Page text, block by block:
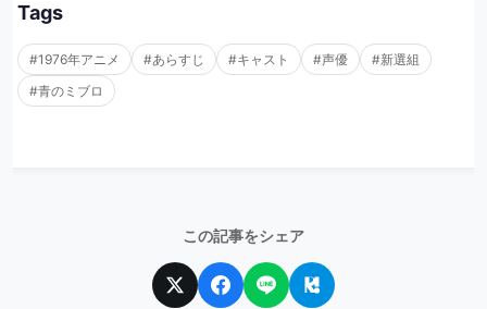
Tags
#1976年アニメ #あらすじ #キャスト #声優
#新選組
#青のミブロ
この記事をシェア